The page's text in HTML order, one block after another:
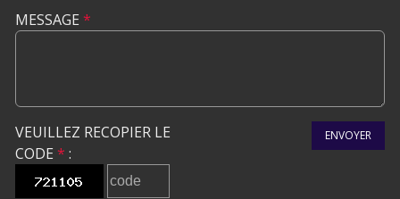
MESSAGE *
VEUILLEZ RECOPIER LE
CODE * :
ENVOYER